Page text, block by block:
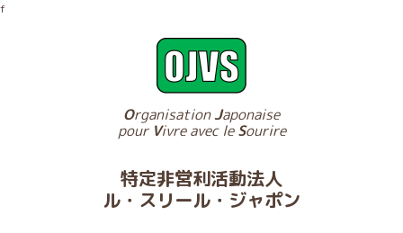
f
OrganisationJaponaise
pour Vivre avec leSourire
特定非営利活動法人
ル・スリール・ジャポン